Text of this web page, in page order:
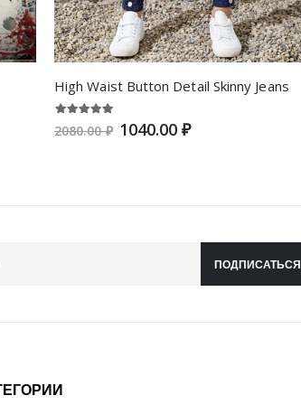
High Waist Button Detail Skinny Jeans
2080.00 ₽ 1040.00 ₽
ПОДПИСАТЬСЯ